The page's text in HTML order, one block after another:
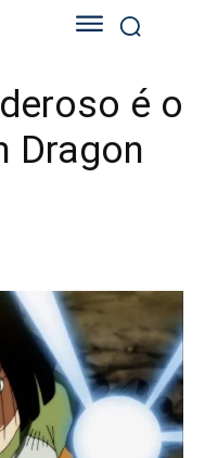
é o
Dragon